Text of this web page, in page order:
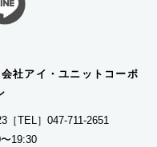
社アイ・ユニットコーポ
［TEL］047-711-2651
〜19:30